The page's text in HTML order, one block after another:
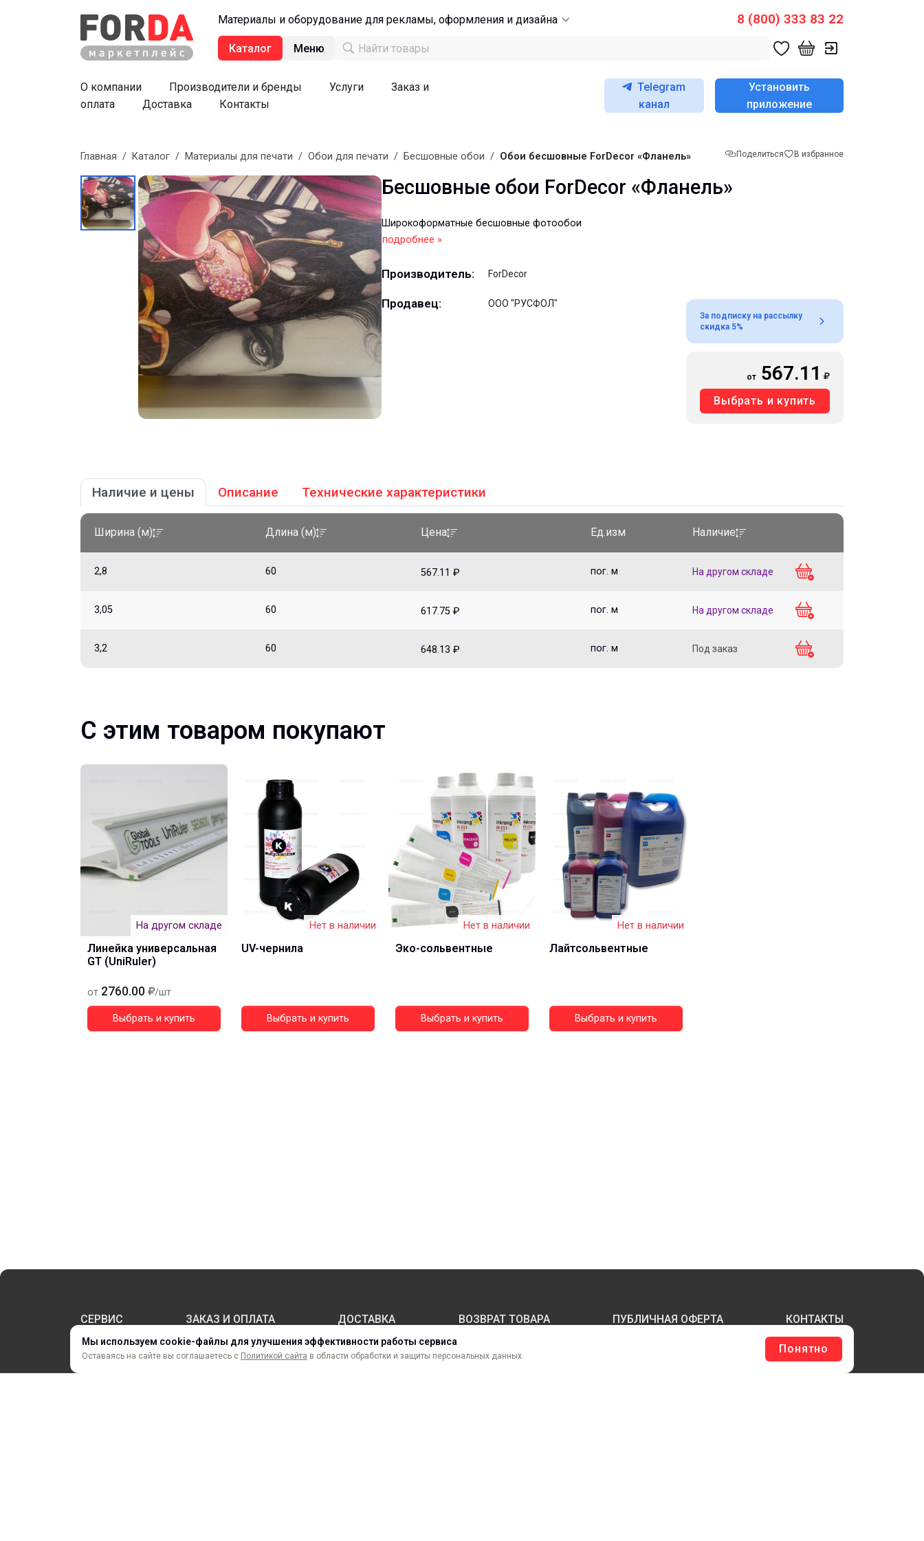
Мы используем cookie-файлы для улучшения эффективности работы сервиса
Оставаясь на сайте вы соглашаетесь с Политикой сайта в области обработки и защиты персональных данных.
Понятно
Материалы и оборудование для рекламы, оформления и дизайна 8 (800) 333 83 22
Каталог Меню
О компании Производители и бренды Услуги
Заказ и
оплата
Доставка Контакты
Telegram
канал
Установить
приложение
Поделиться В избранное
Главная / Каталог / Материалы для печати / Обои для печати / Бесшовные обои / Обои бесшовные ForDecor «Фланель»
Бесшовные обои ForDecor «Фланель»
Широкоформатные бесшовные фотообои
подробнее »
Производитель: ForDecor
Продавец: ООО "РУСФОЛ"
За подписку на рассылку
скидка 5%
от 567.11
Выбрать и купить
Наличие и цены Описание Технические характеристики
Ширина (м) Длина (м) Цена Ед.изм Наличие
2,8 60 567.11 ₽ пог. м На другом складе
3,05 60 617.75 ₽ пог. м На другом складе
3,2 60 648.13 ₽ пог. м Под заказ
С этим товаром покупают
На другом складе
Линейка универсальная
GT (UniRuler)
от 2760.00 /шт
Выбрать и купить
Нет в наличии
UV-чернила
Выбрать и купить
Нет в наличии
Эко-сольвентные
Выбрать и купить
Нет в наличии
Лайтсольвентные
Выбрать и купить
СЕРВИС ЗАКАЗ И ОПЛАТА ДОСТАВКА ВОЗВРАТ ТОВАРА ПУБЛИЧНАЯ ОФЕРТА КОНТАКТЫ